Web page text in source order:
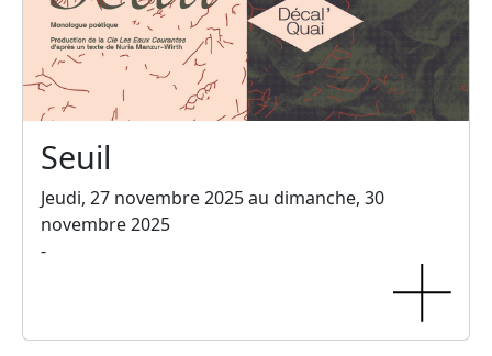
Seuil
Jeudi, 27 novembre 2025 au dimanche, 30
novembre 2025
-